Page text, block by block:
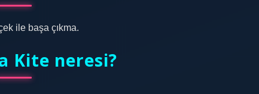
ile başa çıkma.
Kite neresi?